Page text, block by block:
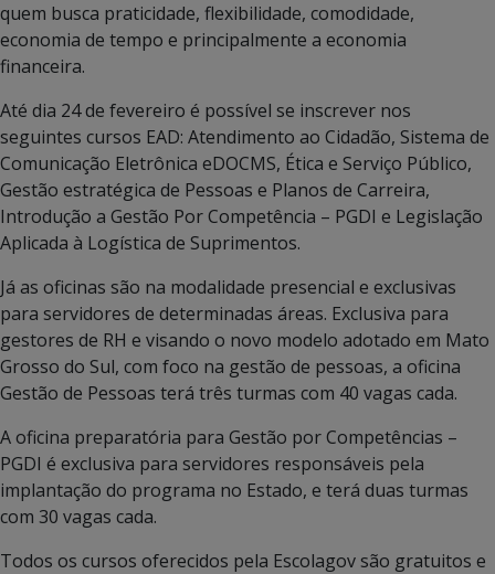
quem busca praticidade, flexibilidade, comodidade,
economia de tempo e principalmente a economia
financeira.
Até dia 24 de fevereiro é possível se inscrever nos
seguintes cursos EAD: Atendimento ao Cidadão, Sistema de
Comunicação Eletrônica eDOCMS, Ética e Serviço Público,
Gestão estratégica de Pessoas e Planos de Carreira,
Introdução a Gestão Por Competência – PGDI e Legislação
Aplicada à Logística de Suprimentos.
Já as oficinas são na modalidade presencial e exclusivas
para servidores de determinadas áreas. Exclusiva para
gestores de RH e visando o novo modelo adotado em Mato
Grosso do Sul, com foco na gestão de pessoas, a oficina
Gestão de Pessoas terá três turmas com 40 vagas cada.
A oficina preparatória para Gestão por Competências –
PGDI é exclusiva para servidores responsáveis pela
implantação do programa no Estado, e terá duas turmas
com 30 vagas cada.
Todos os cursos oferecidos pela Escolagov são gratuitos e